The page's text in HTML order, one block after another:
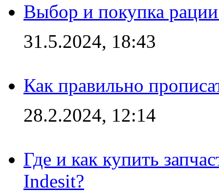
Выбор и покупка
31.5.2024, 18:43
Как правильно
28.2.2024, 12:14
Где и как купить
Indesit?